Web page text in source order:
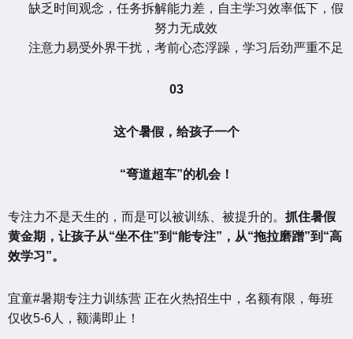
缺乏时间观念，任务拆解能力差，自主学习效率低下，假
努力无成效
注意力易受外界干扰，考前心态浮躁，学习后劲严重不足
03
这个暑假，给孩子一个
“弯道超车”的机会！
专注力不是天生的，而是可以被训练、被提升的。 抓住暑假
黄金期，让孩子从“坐不住”到“能专注”，从“拖拉磨蹭”到“高
效学习”。
宜童#暑期专注力训练营 正在火热招生中，名额有限，每班
仅收5-6人，额满即止！